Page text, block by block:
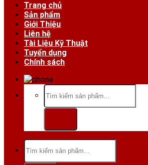
Trang chủ
Sản phẩm
Giới Thiệu
Liên hệ
Tài Liệu Kỹ Thuật
Tuyển dụng
Chính sách
Tìm
kiếm:
Tìm
kiếm: